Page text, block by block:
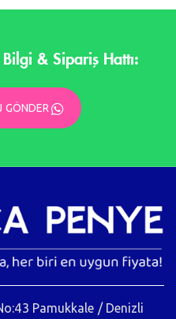
& Sipariş Hattı:
GÖNDER
Pamukkale / Denizli